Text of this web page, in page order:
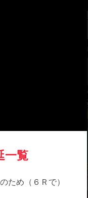
一覧
ため（６Ｒで）